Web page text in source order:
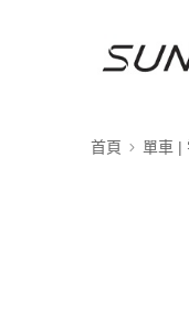
首頁 單車 |